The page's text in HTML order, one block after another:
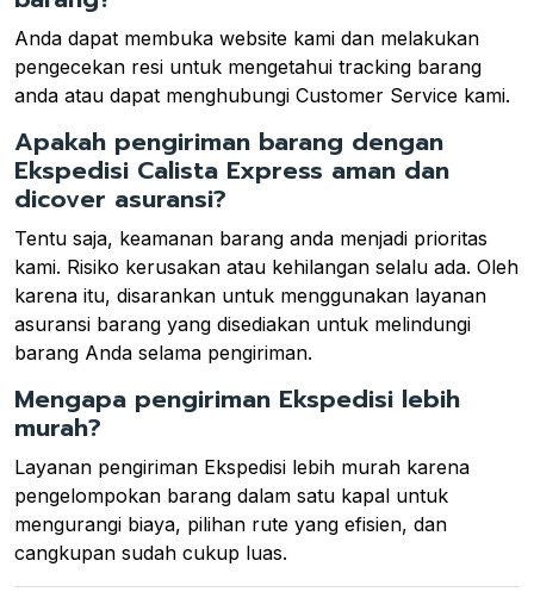
Anda dapat membuka website kami dan melakukan
pengecekan resi untuk mengetahui tracking barang
anda atau dapat menghubungi Customer Service kami.
Apakah pengiriman barang dengan
Ekspedisi Calista Express aman dan
dicover asuransi?
Tentu saja, keamanan barang anda menjadi prioritas
kami. Risiko kerusakan atau kehilangan selalu ada. Oleh
karena itu, disarankan untuk menggunakan layanan
asuransi barang yang disediakan untuk melindungi
barang Anda selama pengiriman.
Mengapa pengiriman Ekspedisi lebih
murah?
Layanan pengiriman Ekspedisi lebih murah karena
pengelompokan barang dalam satu kapal untuk
mengurangi biaya, pilihan rute yang efisien, dan
cangkupan sudah cukup luas.